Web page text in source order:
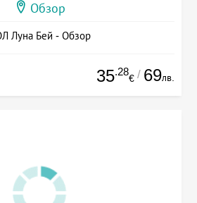
Обзор
Луна Бей - Обзор
35.28
€ / 69лв.